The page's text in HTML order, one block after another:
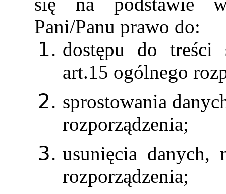
Pani/Panu prawo do:
dostępu do treści
art.15 ogólnego
sprostowania
rozporządzenia;
usunięcia danych,
rozporządzenia;